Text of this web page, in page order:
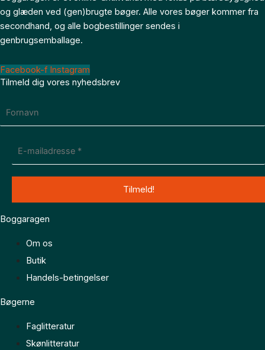
og glæden ved (gen)brugte bøger. Alle vores bøger kommer fra
secondhand, og alle bogbestillinger sendes i
genbrugsemballage.
Facebook-f Instagram
Tilmeld dig vores nyhedsbrev
Boggaragen
Om os
Butik
Handels-betingelser
Bøgerne
Faglitteratur
Skønlitteratur